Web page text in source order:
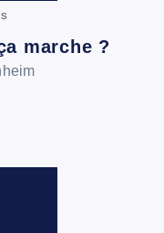
marche ?